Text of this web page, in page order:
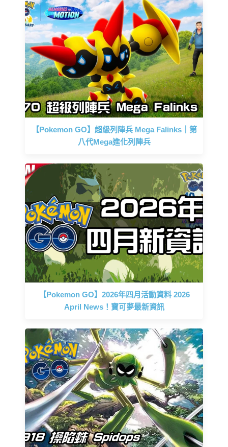
【Pokemon GO】超級列陣兵 Mega Falinks｜第
八代Mega進化列陣兵
【Pokemon GO】2026年四月活動資料 2026
April News！寶可夢最新資訊